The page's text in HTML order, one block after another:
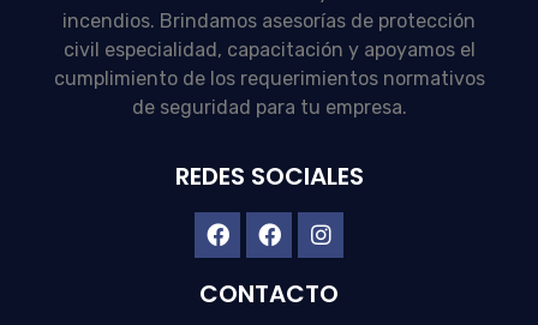
incendios. Brindamos asesorías de protección
civil especialidad, capacitación y apoyamos el
cumplimiento de los requerimientos normativos
de seguridad para tu empresa.
REDES SOCIALES
CONTACTO